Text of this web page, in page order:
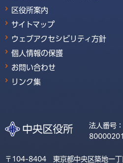
区役所案内
サイトマップ
ウェブアクセシビリティ方針
個人情報の保護
お問い合わせ
リンク集
法人番号：
〒104-8404 東京都中央区築地一丁